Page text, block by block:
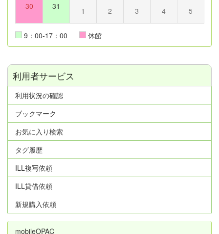
30 31 1 2 3 4 5
9：00-17：00 休館
利用者サービス
利用状況の確認
ブックマーク
お気に入り検索
タグ履歴
ILL複写依頼
ILL貸借依頼
新規購入依頼
mobileOPAC